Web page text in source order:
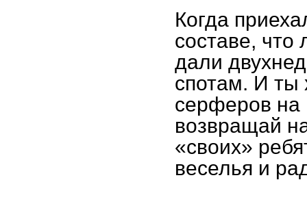
Когда
составе,
дали
спотам. И ты
серферов на
возвращай
«своих»
веселья и